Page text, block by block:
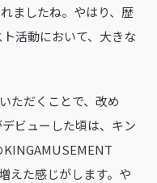
ましたね。やはり、歴
活動において、大きな
ただくことで、改め
ビューした頃は、キン
えた感じがします。や